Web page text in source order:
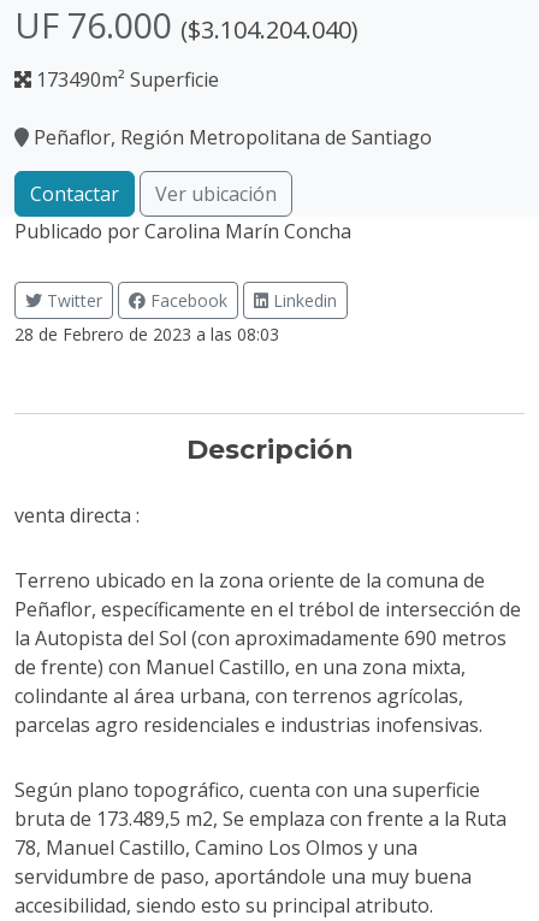
UF 76.000 ($3.104.204.040)
173490m² Superficie
Peñaflor, Región Metropolitana de Santiago
Contactar
Ver ubicación
Publicado porCarolina Marín Concha
Twitter Facebook
Linkedin
28 de Febrero de 2023 a las 08:03
Descripción
venta directa :
Terreno ubicado en la zona oriente de la comuna de
Peñaflor, específicamente en el trébol de intersección de
la Autopista del Sol (con aproximadamente 690 metros
de frente) con Manuel Castillo, en una zona mixta,
colindante al área urbana, con terrenos agrícolas,
parcelas agro residenciales e industrias inofensivas.
Según plano topográfico, cuenta con una superficie
bruta de 173.489,5 m2, Se emplaza con frente a la Ruta
78, Manuel Castillo, Camino Los Olmos y una
servidumbre de paso, aportándole una muy buena
accesibilidad, siendo esto su principal atributo.